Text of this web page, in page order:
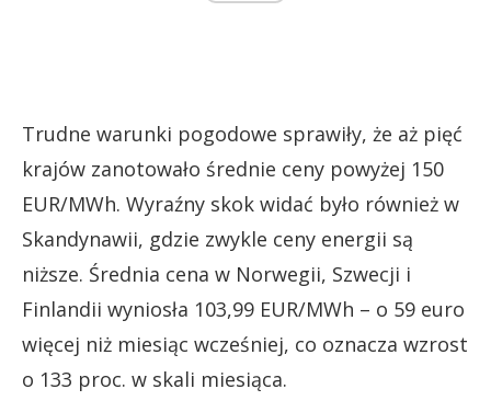
Trudne warunki pogodowe sprawiły, że aż pięć
krajów zanotowało średnie ceny powyżej 150
EUR/MWh. Wyraźny skok widać było również w
Skandynawii, gdzie zwykle ceny energii są
niższe. Średnia cena w Norwegii, Szwecji i
Finlandii wyniosła 103,99 EUR/MWh – o 59 euro
więcej niż miesiąc wcześniej, co oznacza wzrost
o 133 proc. w skali miesiąca.